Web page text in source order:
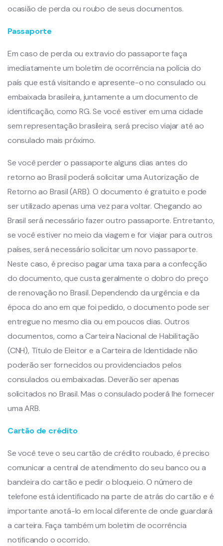
ocasião de perda ou roubo de seus documentos.
Passaporte
Em caso de perda ou extravio do passaporte faça
imediatamente um boletim de ocorrência na polícia do
país que está visitando e apresente-o no consulado ou
embaixada brasileira, juntamente a um documento de
identificação, como RG. Se você estiver em uma cidade
sem representação brasileira, será preciso viajar até ao
consulado mais próximo.
Se você perder o passaporte alguns dias antes do
retorno ao Brasil poderá solicitar uma Autorização de
Retorno ao Brasil (ARB). O documento é gratuito e pode
ser utilizado apenas uma vez para voltar. Chegando ao
Brasil será necessário fazer outro passaporte. Entretanto,
se você estiver no meio da viagem e for viajar para outros
países, será necessário solicitar um novo passaporte.
Neste caso, é preciso pagar uma taxa para a confecção
do documento, que custa geralmente o dobro do preço
de renovação no Brasil. Dependendo da urgência e da
época do ano em que foi pedido, o documento pode ser
entregue no mesmo dia ou em poucos dias. Outros
documentos, como a Carteira Nacional de Habilitação
(CNH), Título de Eleitor e a Carteira de Identidade não
poderão ser fornecidos ou providenciados pelos
consulados ou embaixadas. Deverão ser apenas
solicitados no Brasil. Mas o consulado poderá lhe fornecer
uma ARB.
Cartão de crédito
Se você teve o seu cartão de crédito roubado, é preciso
comunicar a central de atendimento do seu banco ou a
bandeira do cartão e pedir o bloqueio. O número de
telefone está identificado na parte de atrás do cartão e é
importante anotá-lo em local diferente de onde guardará
a carteira. Faça também um boletim de ocorrência
notificando o ocorrido.